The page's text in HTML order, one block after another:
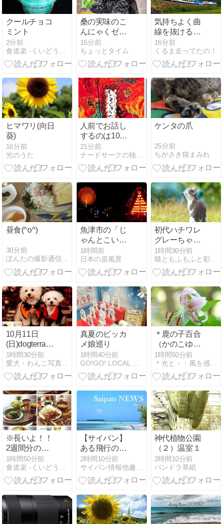
クールチョコ
ミント
2分前
桑の実味のこ
んにゃくゼリ
ー
15分前
ちょっとタイム
気持ちよく曲
線を抜ける
「しまかぜ」
を
16分前
くるま走ってたの！
ヒマワリ(向日
葵)
16分前
光のうた
人前でお話し
するのは10ヶ
月ぶり、、、
の巻（1）
21分前
ケンタの爪
25分前
ちがさき猫まみれ
昼食(^o^)
30分前
ぽんたの撮影通信＆うどん麺類大好き生活
魚津市の「じ
ゃんとこい魚
津まつり」８
日（ユネスコ
無形文化遺産
り」中止）
1時間前
日本の原風景
初代ハチワレ
グレーちゃん
も元気です☆
ちょっぴり大
人になりまし
1時間30分前
10月11日
(日)dogterrace
AmiElle &
Cafe ハロウィ
ン撮影会開催
1時間30分前
真夏のビッカ
メ娘巡り
1時間40分前
＊鹿の子百合
（かのこゆ
り）。。♪
1時間50分前
＊光と・・風を感じて・・＊
※長いよ！！
2週間分の我
が家の献立ま
とめ(作りおき
おかず、弁
ん、晩ごはん)
とランチ情報
も
1時間50分前
【サイパン】
ある飛行の二
つの地点――
テニアン島の
「ランウェ
ル」から広島
の平和記念公
園へ
2時間10分前
神代植物公園
（２）温室１
2時間10分前
パンドラ草紙